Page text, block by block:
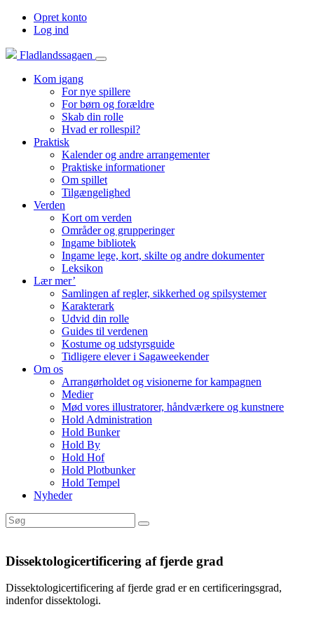
Opret konto
Log ind
Fladlandssagaen
Kom igang
For nye spillere
For børn og forældre
Skab din rolle
Hvad er rollespil?
Praktisk
Kalender og andre arrangementer
Praktiske informationer
Om spillet
Tilgængelighed
Verden
Kort om verden
Områder og grupperinger
Ingame bibliotek
Ingame lege, kort, skilte og andre dokumenter
Leksikon
Lær mer’
Samlingen af regler, sikkerhed og spilsystemer
Karakterark
Udvid din rolle
Guides til verdenen
Kostume og udstyrsguide
Tidligere elever i Sagaweekender
Om os
Arrangørholdet og visionerne for kampagnen
Medier
Mød vores illustratorer, håndværkere og kunstnere
Hold Administration
Hold Bunker
Hold By
Hold Hof
Hold Plotbunker
Hold Tempel
Nyheder
Dissektologicertificering af fjerde grad
Dissektologicertificering af fjerde grad er en certificeringsgrad,
indenfor dissektologi.